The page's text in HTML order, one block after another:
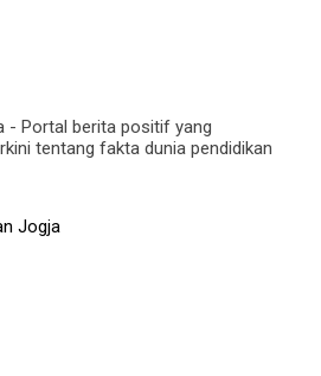
- Portal berita positif yang
tentang fakta dunia pendidikan
Jogja